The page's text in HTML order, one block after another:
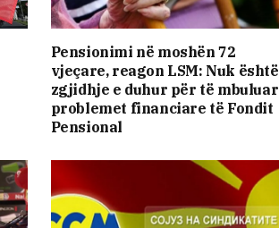
Pensionimi në moshën 72
vjeçare, reagon LSM: Nuk është
zgjidhje e duhur për të mbuluar
problemet financiare të Fondit
Pensional